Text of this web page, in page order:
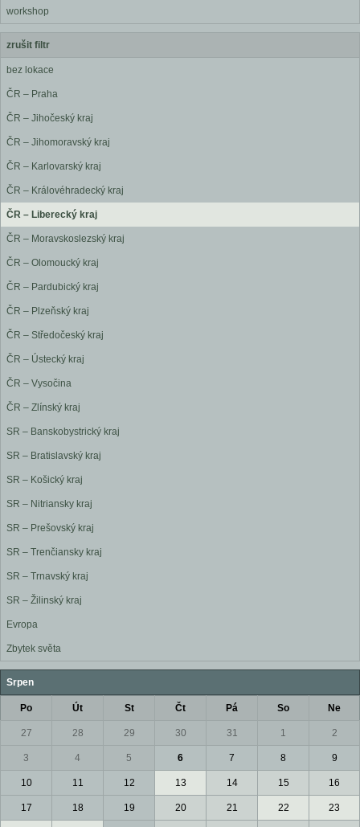
workshop
zrušit filtr
bez lokace
ČR – Praha
ČR – Jihočeský kraj
ČR – Jihomoravský kraj
ČR – Karlovarský kraj
ČR – Královéhradecký kraj
ČR – Liberecký kraj
ČR – Moravskoslezský kraj
ČR – Olomoucký kraj
ČR – Pardubický kraj
ČR – Plzeňský kraj
ČR – Středočeský kraj
ČR – Ústecký kraj
ČR – Vysočina
ČR – Zlínský kraj
SR – Banskobystrický kraj
SR – Bratislavský kraj
SR – Košický kraj
SR – Nitriansky kraj
SR – Prešovský kraj
SR – Trenčiansky kraj
SR – Trnavský kraj
SR – Žilinský kraj
Evropa
Zbytek světa
Srpen
Po Út St Čt Pá So Ne
27 28 29 30 31 1 2
3 4 5 6 7 8 9
10 11 12 13 14 15 16
17 18 19 20 21 22 23